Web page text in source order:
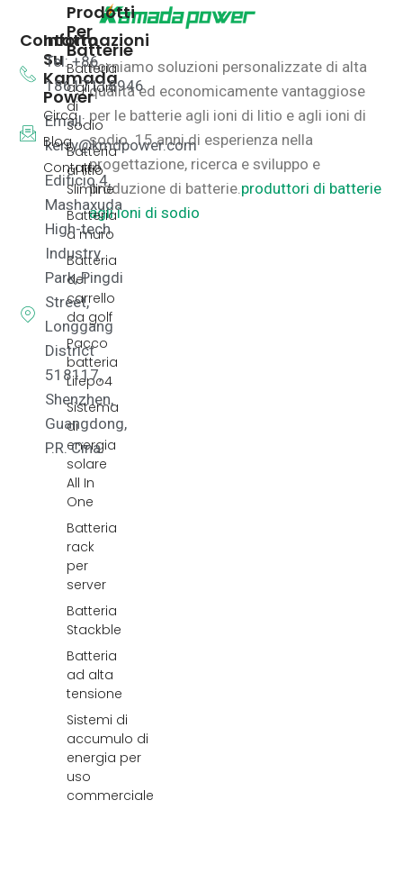
Forniamo soluzioni personalizzate di alta
qualità ed economicamente vantaggiose
per le batterie agli ioni di litio e agli ioni di
sodio.15 anni di esperienza nella
progettazione, ricerca e sviluppo e
produzione di batterie.produttori di batterie
agli ioni di sodio
Prodotti
Per
Batterie
Batteria
agli ioni
di
sodio
Batteria
al litio
Slimline
Batteria
a muro
Batteria
del
carrello
da golf
Pacco
batteria
Lifepo4
Sistema
di
energia
solare
All In
One
Batteria
rack
per
server
Batteria
Stackble
Batteria
ad alta
tensione
Sistemi di
accumulo di
energia per
uso
commerciale
Informazioni
Su
Kamada
Power
Circa
Blog
Contatto
Contatto
Tel: +86
18617118946
Email:
kerry@kmdpower.com
Edificio 4,
Mashaxuda
High-tech
Industry
Park, Pingdi
Street,
Longgang
District
518117,
Shenzhen,
Guangdong,
P.R. Cina.